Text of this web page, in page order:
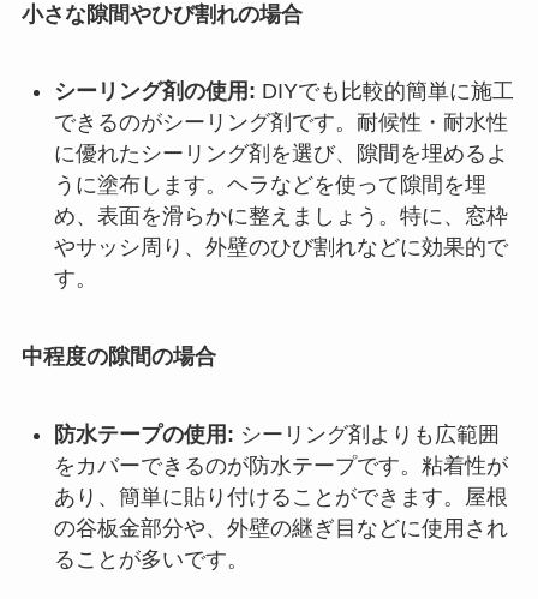
小さな隙間やひび割れの場合
シーリング剤の使用: DIYでも比較的簡単に施工
できるのがシーリング剤です。耐候性・耐水性
に優れたシーリング剤を選び、隙間を埋めるよ
うに塗布します。ヘラなどを使って隙間を埋
め、表面を滑らかに整えましょう。特に、窓枠
やサッシ周り、外壁のひび割れなどに効果的で
す。
中程度の隙間の場合
防水テープの使用: シーリング剤よりも広範囲
をカバーできるのが防水テープです。粘着性が
あり、簡単に貼り付けることができます。屋根
の谷板金部分や、外壁の継ぎ目などに使用され
ることが多いです。